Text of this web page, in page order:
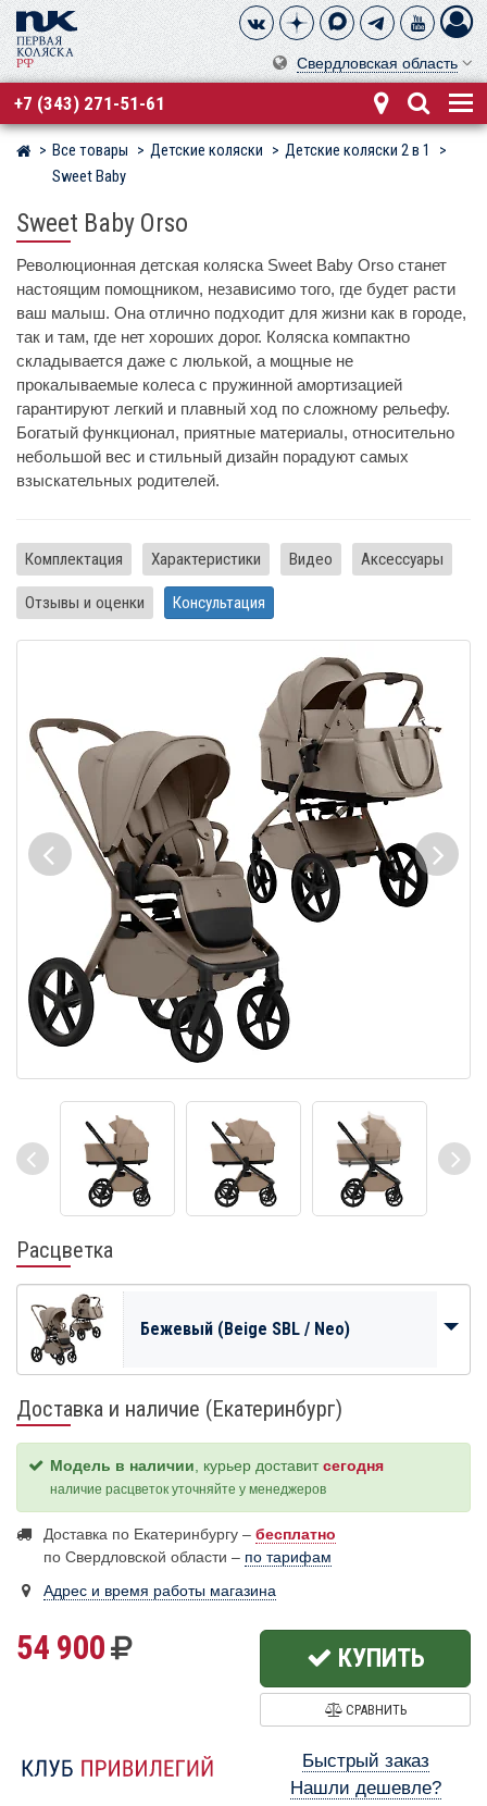
Свердловская область
+7 (343) 271-51-61
Магазин детских колясок
Все товары Детские коляски
Детские коляски 2 в 1
Sweet Baby
Sweet Baby Orso
Революционная детская коляска Sweet Baby Orso станет
настоящим помощником, независимо того, где будет расти
ваш малыш. Она отлично подходит для жизни как в городе,
так и там, где нет хороших дорог. Коляска компактно
складывается даже с люлькой, а мощные не
прокалываемые колеса с пружинной амортизацией
гарантируют легкий и плавный ход по сложному рельефу.
Богатый функционал, приятные материалы, относительно
небольшой вес и стильный дизайн порадуют самых
взыскательных родителей.
Комплектация Характеристики Видео Аксессуары
Отзывы и оценки Консультация
Расцветка
Бежевый (Beige SBL / Neo)
Доставка и наличие (Екатеринбург)
Модель в наличии , курьер доставитсегодня
наличие расцветок уточняйте у менеджеров
Доставка по Екатеринбургу – бесплатно
по Свердловской области – по тарифам
Адрес и время работы магазина
54 900 КУПИТЬ
СРАВНИТЬ
Быстрый заказ
Нашли дешевле?